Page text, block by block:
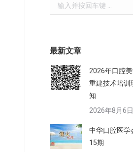
最新文章
2026年口腔
重建技术培训
知
2026年8月6日
中华口腔医学
15期